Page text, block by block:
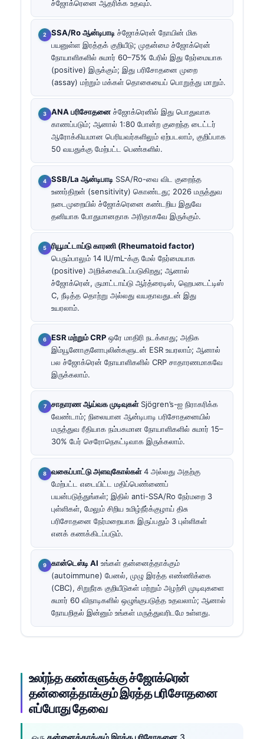
ச்ஜோக்ரெனை ஆதரிக்க உதவும்.
SSA/Ro ஆன்டிபாடி ச்ஜோக்ரென் நோயின் மிக
பயனுள்ள இரத்தக் குறியீடு; முதன்மை ச்ஜோக்ரென்
நோயாளிகளில் சுமார் 60–75% பேரில் இது நேர்மையாக
(positive) இருக்கும்; இது பரிசோதனை முறை
(assay) மற்றும் மக்கள் தொகையைப் பொறுத்து மாறும்.
ANA பரிசோதனை ச்ஜோக்ரெனில் இது பொதுவாக
காணப்படும்; ஆனால் 1:80 போன்ற குறைந்த டைட்டர்
ஆரோக்கியமான பெரியவர்களிலும் ஏற்படலாம், குறிப்பாக
50 வயதுக்கு மேற்பட்ட பெண்களில்.
SSB/La ஆன்டிபாடி SSA/Ro-வை விட குறைந்த
உணர்திறன் (sensitivity) கொண்டது; 2026 மருத்துவ
நடைமுறையில் ச்ஜோக்ரெனை கண்டறிய இதுவே
தனியாக போதுமானதாக அரிதாகவே இருக்கும்.
ரியூமட்டாய்டு காரணி (Rheumatoid factor)
பெரும்பாலும் 14 IU/mL-க்கு மேல் நேர்மையாக
(positive) அறிக்கையிடப்படுகிறது; ஆனால்
ச்ஜோக்ரென், ருமாட்டாய்டு ஆர்த்ரைடிஸ், ஹெபடைட்டிஸ்
C, நீடித்த தொற்று அல்லது வயதாவதுடன் இது
உயரலாம்.
ESR மற்றும் CRP ஒரே மாதிரி நடக்காது; அதிக
இம்யூனோகுளோபுலின்களுடன் ESR உயரலாம்; ஆனால்
பல ச்ஜோக்ரென் நோயாளிகளில் CRP சாதாரணமாகவே
இருக்கலாம்.
சாதாரண ஆய்வக முடிவுகள்Sjögren’s-ஐ நிராகரிக்க
வேண்டாம்; நிலையான ஆன்டிபாடி பரிசோதனையில்
மருத்துவ ரீதியாக நம்பகமான நோயாளிகளில் சுமார் 15–
30% பேர் செரோநெகட்டிவாக இருக்கலாம்.
வகைப்பாட்டு அளவுகோல்கள்4 அல்லது அதற்கு
மேற்பட்ட எடையிட்ட மதிப்பெண்ணைப்
பயன்படுத்துங்கள்; இதில் anti-SSA/Ro நேர்மறை 3
புள்ளிகள், மேலும் சிறிய உமிழ்நீர்க்குழாய் திசு
பரிசோதனை நேர்மறையாக இருப்பதும் 3 புள்ளிகள்
எனக் கணக்கிடப்படும்.
கான்டெஸ்டி AI உங்கள் தன்னைத்தாக்கும்
(autoimmune) பேனல், முழு இரத்த எண்ணிக்கை
(CBC), சிறுநீரக குறியீடுகள் மற்றும் அழற்சி முடிவுகளை
சுமார் 60 விநாடிகளில் ஒழுங்குபடுத்த உதவலாம்; ஆனால்
நோயறிதல் இன்னும் உங்கள் மருத்துவரிடமே உள்ளது.
உலர்ந்த கண்களுக்கு ச்ஜோக்ரென்
தன்னைத்தாக்கும் இரத்த பரிசோதனை
எப்போது தேவை
ஒரு தன்னைத்தாக்கும் இரத்த பரிசோதனை 3